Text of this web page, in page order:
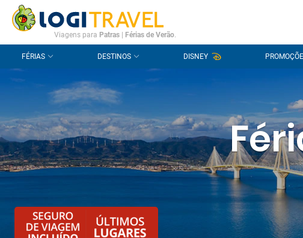
CONTACTO PERGUNTAS FREQUENTES
Viagens para Patras Férias de Verão.
FÉRIAS DESTINOS DISNEY